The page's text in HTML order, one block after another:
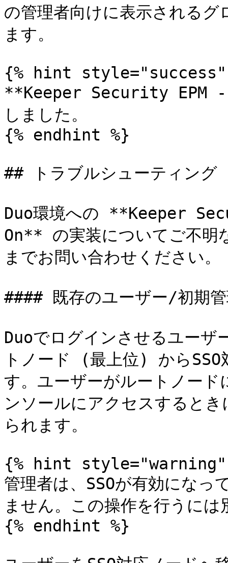
の管理者向けに表示される
ます。
{% hint style="success"
**Keeper Security EPM
しました。
{% endhint %}
## トラブルシューティング
Duo環境への **Keeper
On** の実装についてご不明
までお問い合わせください。
#### 既存のユーザー/初期管
Duoでログインさせるユー
トノード (最上位) からSSO
す。ユーザーがルートノー
ンソールにアクセスすると
られます。
{% hint style="warning"
管理者は、SSOが有効になっ
ません。この操作を行うに
{% endhint %}